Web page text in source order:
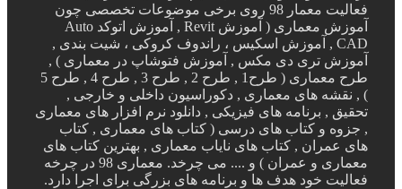
فعالیت معمار 98 روی برخی موضوعات تخصصی چون
آموزش معماری ( آموزش Revit , آموزش اتوکد Auto
CAD , آموزش اسکیس ، راندوف کروکی ، شیت بندی ,
آموزش تری دی مکس , آموزش فتوشاپ در معماری ) ,
طرح معماری ( طرح1 , طرح 2 , طرح 3 , طرح 4 , طرح 5
) , نقشه های معماری , دکوراسیون داخلی و خارجی ,
تحقیق , برنامه های فیزیکی , دانلود نرم افزار های معماری
, جزوه و کتاب های درسی ( کتاب های معماری , کتاب
های عمران , کتاب های نایاب معماری , بهترین کتاب های
معماری و عمران ) و .... می چرخد. معماری 98 در چرخه
فعالیت خود هدف ها و برنامه های بزرگی برای اجرا دارد.